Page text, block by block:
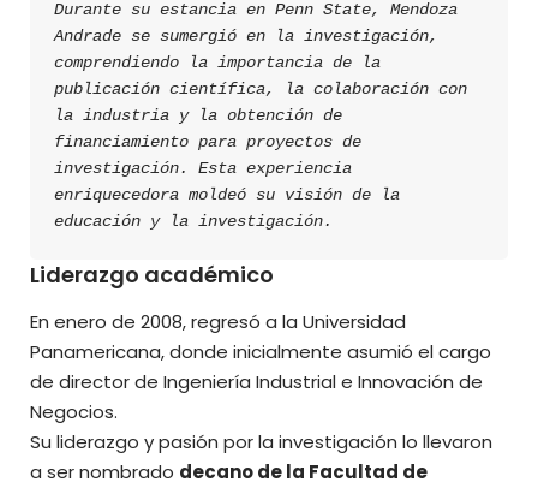
Durante su estancia en Penn State, Mendoza
Andrade se sumergió en la investigación,
comprendiendo la importancia de la
publicación científica, la colaboración con
la industria y la obtención de
financiamiento para proyectos de
investigación. Esta experiencia
enriquecedora moldeó su visión de la
educación y la investigación.
Liderazgo académico
En enero de 2008, regresó a la Universidad
Panamericana, donde inicialmente asumió el cargo
de director de Ingeniería Industrial e Innovación de
Negocios.
Su liderazgo y pasión por la investigación lo llevaron
a ser nombrado decano de la Facultad de